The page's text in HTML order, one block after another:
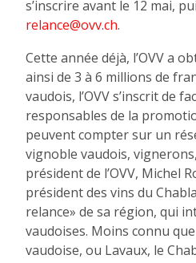
s’inscrire avant le 12 mai,
relance@ovv.ch.
Cette année déjà, l’OVV a
ainsi de 3 à 6 millions de
vaudois, l’OVV s’inscrit de
responsables de la
peuvent compter sur un
vignoble vaudois,
président de l’OVV, Michel
président des vins du
relance» de sa région, qui
vaudoises. Moins connu
vaudoise, ou Lavaux, le